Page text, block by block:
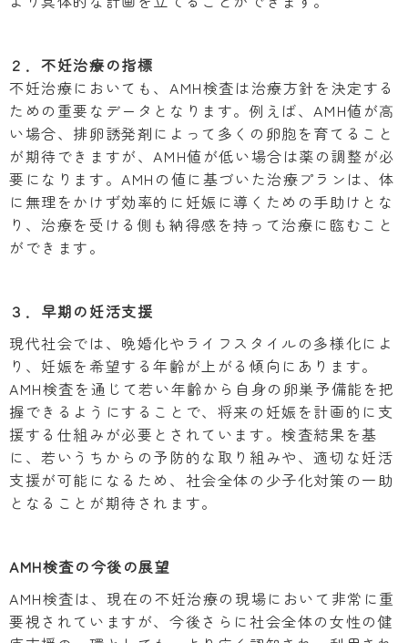
２．不妊治療の指標
不妊治療においても、AMH検査は治療方針を決定する
ための重要なデータとなります。例えば、AMH値が高
い場合、排卵誘発剤によって多くの卵胞を育てること
が期待できますが、AMH値が低い場合は薬の調整が必
要になります。AMHの値に基づいた治療プランは、体
に無理をかけず効率的に妊娠に導くための手助けとな
り、治療を受ける側も納得感を持って治療に臨むこと
ができます。
３．早期の妊活支援
現代社会では、晩婚化やライフスタイルの多様化によ
り、妊娠を希望する年齢が上がる傾向にあります。
AMH検査を通じて若い年齢から自身の卵巣予備能を把
握できるようにすることで、将来の妊娠を計画的に支
援する仕組みが必要とされています。検査結果を基
に、若いうちからの予防的な取り組みや、適切な妊活
支援が可能になるため、社会全体の少子化対策の一助
となることが期待されます。
AMH検査の今後の展望
AMH検査は、現在の不妊治療の現場において非常に重
要視されていますが、今後さらに社会全体の女性の健